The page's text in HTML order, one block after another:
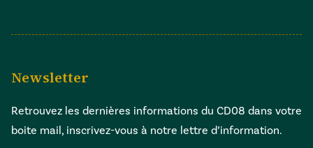
Newsletter
Retrouvez les dernières informations du CD08 dans votre
boite mail, inscrivez-vous à notre lettre d’information.